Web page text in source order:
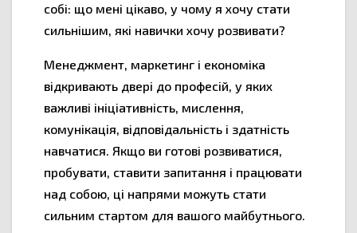
собі: що мені цікаво, у чому я хочу стати
сильнішим, які навички хочу розвивати?
Менеджмент, маркетинг і економіка
відкривають двері до професій, у яких
важливі ініціативність, мислення,
комунікація, відповідальність і здатність
навчатися. Якщо ви готові розвиватися,
пробувати, ставити запитання і працювати
над собою, ці напрями можуть стати
сильним стартом для вашого майбутнього.